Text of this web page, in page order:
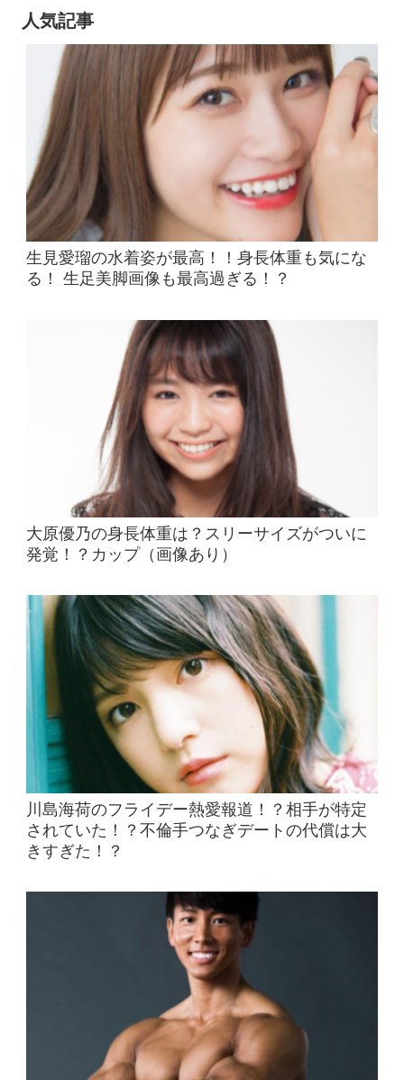
人気記事
生見愛瑠の水着姿が最高！！身長体重も気にな
る！ 生足美脚画像も最高過ぎる！？
大原優乃の身長体重は？スリーサイズがついに
発覚！？カップ（画像あり）
川島海荷のフライデー熱愛報道！？相手が特定
されていた！？不倫手つなぎデートの代償は大
きすぎた！？